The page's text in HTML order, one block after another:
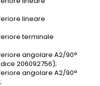
lineare
terminale
angolare A2/90°
206092756);
angolare A2/90°